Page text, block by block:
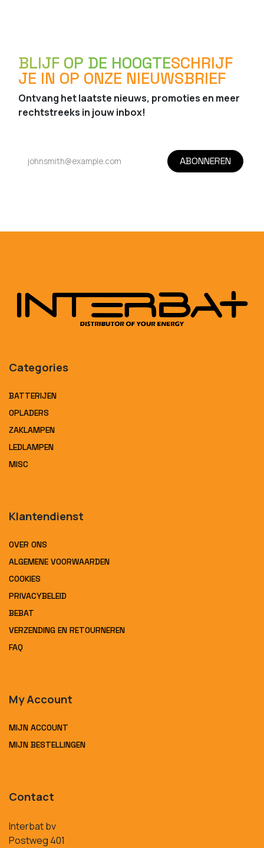
BLIJF OP DE HOOGTESCHRIJF
JE IN OP ONZE NIEUWSBRIEF
Ontvang het laatste nieuws, promoties en meer
rechtstreeks in jouw inbox!
ABONNEREN
Categories
BATTERIJEN
OPLADERS
ZAKLAMPEN
LEDLAMPEN
MISC
Klantendienst
OVER ONS
ALGEMENE VOORWAARDEN
COOKIES
PRIVACYBELEID
BEBAT
VERZENDING EN RETOURNEREN
FAQ
My Account
MIJN ACCOUNT
MIJN BESTELLINGEN
Contact
Interbat bv
Postweg 401